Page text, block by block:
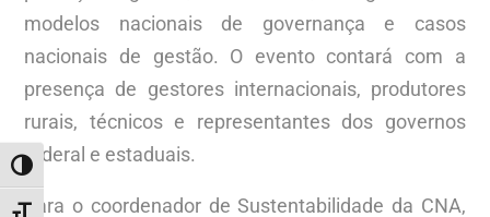
ALTERNAR ALTO CONTRASTE
modelos nacionais de governança e casos
nacionais de gestão. O evento contará com a
presença de gestores internacionais, produtores
rurais, técnicos e representantes dos governos
federal e estaduais.
Para o coordenador de Sustentabilidade da CNA,